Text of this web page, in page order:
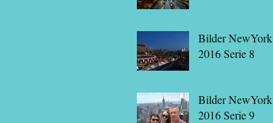
Bilder NewYork
2016 Serie 8
Bilder NewYork
2016 Serie 9